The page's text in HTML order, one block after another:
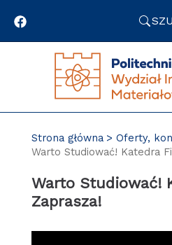
Strona główna
Oferty,
Warto Studiować! Katedra
Warto Studiować!
Zaprasza!